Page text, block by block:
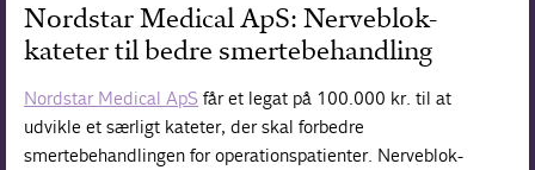
Nordstar Medical ApS: Nerveblok-
kateter til bedre smertebehandling
Nordstar Medical ApS får et legat på 100.000 kr. til at
udvikle et særligt kateter, der skal forbedre
smertebehandlingen for operationspatienter. Nerveblok-